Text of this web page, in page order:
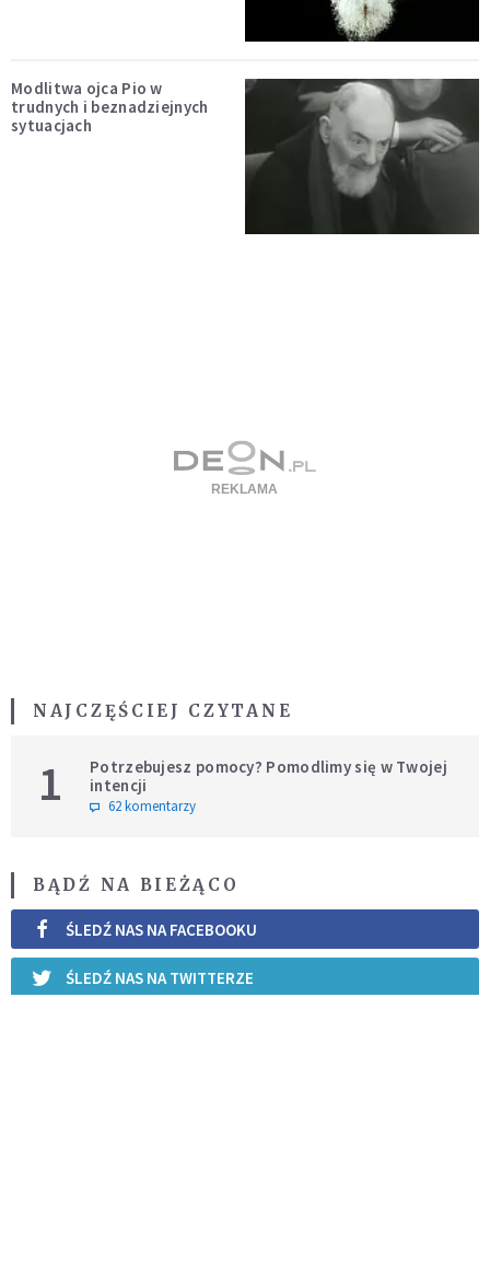
Modlitwa ojca Pio w
trudnych i beznadziejnych
sytuacjach
NAJCZĘŚCIEJ CZYTANE
1
Potrzebujesz pomocy? Pomodlimy się w Twojej
intencji
62 komentarzy
BĄDŹ NA BIEŻĄCO
ŚLEDŹ NAS NA FACEBOOKU
ŚLEDŹ NAS NA TWITTERZE